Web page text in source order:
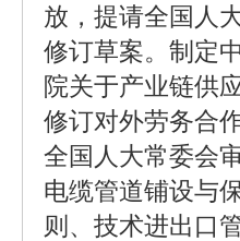
放，提请全国人
修订草案。制定
院关于产业链供
修订对外劳务合
全国人大常委会
电缆管道铺设与
则、技术进出口